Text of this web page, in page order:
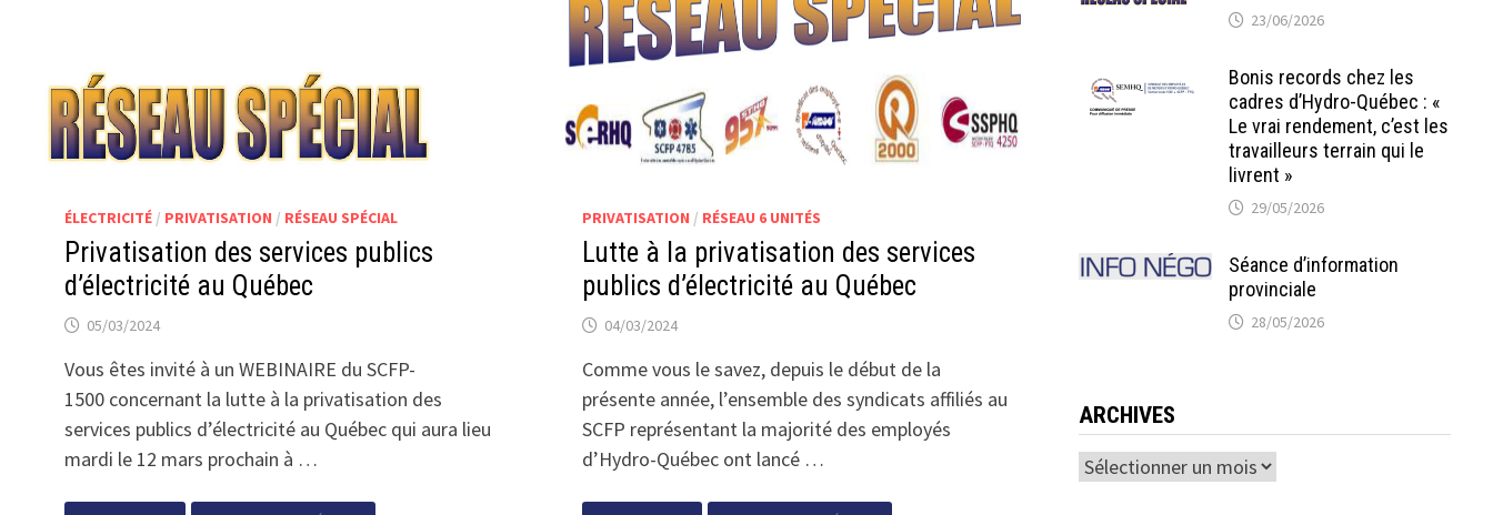
ÉLECTRICITÉ / PRIVATISATION / RÉSEAU SPÉCIAL
Privatisation des services publics
d’électricité au Québec
05/03/2024
Vous êtes invité à un WEBINAIRE du SCFP-
1500 concernant la lutte à la privatisation des
services publics d’électricité au Québec qui aura lieu
mardi le 12 mars prochain à …
PRIVATISATION / RÉSEAU 6 UNITÉS
Lutte à la privatisation des services
publics d’électricité au Québec
04/03/2024
Comme vous le savez, depuis le début de la
présente année, l’ensemble des syndicats affiliés au
SCFP représentant la majorité des employés
d’Hydro-Québec ont lancé …
23/06/2026
Bonis records chez les
cadres d’Hydro-Québec : «
Le vrai rendement, c’est les
travailleurs terrain qui le
livrent »
29/05/2026
Séance d’information
provinciale
28/05/2026
ARCHIVES
Archives